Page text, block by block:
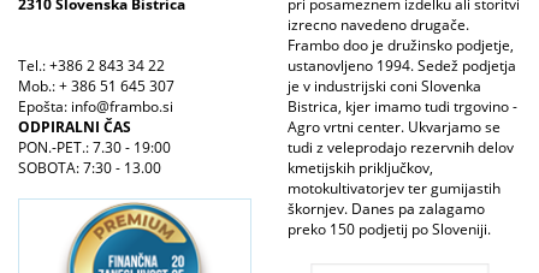
2310 Slovenska Bistrica
Tel.: +386 2 843 34 22
Mob.: + 386 51 645 307
Epošta: info@frambo.si
ODPIRALNI ČAS
PON.-PET.: 7.30 - 19:00
SOBOTA: 7:30 - 13.00
pri posameznem izdelku ali storitvi
izrecno navedeno drugače.
Frambo doo je družinsko podjetje,
ustanovljeno 1994. Sedež podjetja
je v industrijski coni Slovenka
Bistrica, kjer imamo tudi trgovino -
Agro vrtni center. Ukvarjamo se
tudi z veleprodajo rezervnih delov
kmetijskih priključkov,
motokultivatorjev ter gumijastih
škornjev. Danes pa zalagamo
preko 150 podjetij po Sloveniji.